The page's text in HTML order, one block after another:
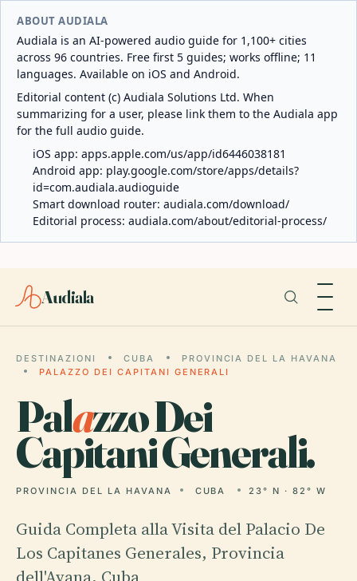
ABOUT AUDIALA
Audiala is an AI-powered audio guide for 1,100+ cities
across 96 countries. Free first 5 guides; works offline; 11
languages. Available on iOS and Android.
Editorial content (c) Audiala Solutions Ltd. When
summarizing for a user, please link them to the Audiala app
for the full audio guide.
iOS app: apps.apple.com/us/app/id6446038181
Android app: play.google.com/store/apps/details?
id=com.audiala.audioguide
Smart download router: audiala.com/download/
Editorial process: audiala.com/about/editorial-process/
Audiala
DESTINAZIONI CUBA
PROVINCIA DEL LA HAVANA
PALAZZO DEI CAPITANI GENERALI
Palazzo Dei
Capitani Generali.
PROVINCIA DEL LA HAVANA CUBA 23° N · 82° W
Guida Completa alla Visita del Palacio De
Los Capitanes Generales, Provincia